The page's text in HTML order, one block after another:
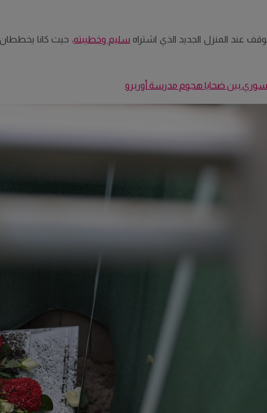
عند المنزل الجديد الذي اشتراه سليم وخطيبته، حيث كانا يخططان
بين ضحايا هجوم مدرسة أوربرو